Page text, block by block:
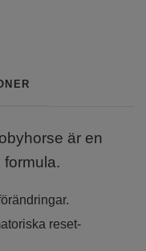
är en
reset-